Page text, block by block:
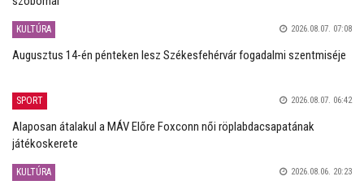
KULTÚRA 2026.08.07. 07:08
Augusztus 14-én pénteken lesz Székesfehérvár fogadalmi szentmiséje
SPORT 2026.08.07. 06:42
Alaposan átalakul a MÁV Előre Foxconn női röplabdacsapatának
játékoskerete
KULTÚRA 2026.08.06. 20:23